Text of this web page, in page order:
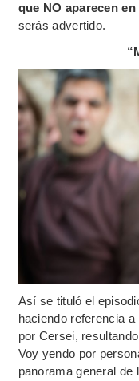
que NO aparecen
serás advertido.
Así se tituló el
haciendo referencia a
por Cersei,
Voy yendo por
panorama general